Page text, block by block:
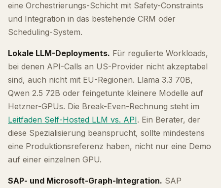
eine Orchestrierungs-Schicht mit Safety-Constraints
und Integration in das bestehende CRM oder
Scheduling-System.
Lokale LLM-Deployments. Für regulierte Workloads,
bei denen API-Calls an US-Provider nicht akzeptabel
sind, auch nicht mit EU-Regionen. Llama 3.3 70B,
Qwen 2.5 72B oder feingetunte kleinere Modelle auf
Hetzner-GPUs. Die Break-Even-Rechnung steht im
Leitfaden Self-Hosted LLM vs. API. Ein Berater, der
diese Spezialisierung beansprucht, sollte mindestens
eine Produktionsreferenz haben, nicht nur eine Demo
auf einer einzelnen GPU.
SAP- und Microsoft-Graph-Integration. SAP